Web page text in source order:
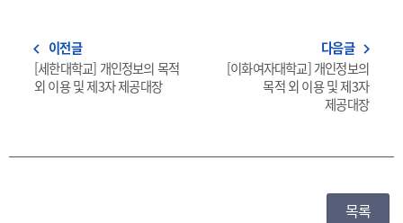
navigate_before 이전글
[세한대학교] 개인정보의 목적
외 이용 및 제3자 제공대장
다음글 navigate_next
[이화여자대학교] 개인정보의
목적 외 이용 및 제3자
제공대장
목록